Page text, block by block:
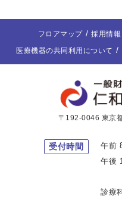
フロアマップ 採用情報
医療機器の共同利用について
〒192-0046 東京
受付時間
午前
午後
診療